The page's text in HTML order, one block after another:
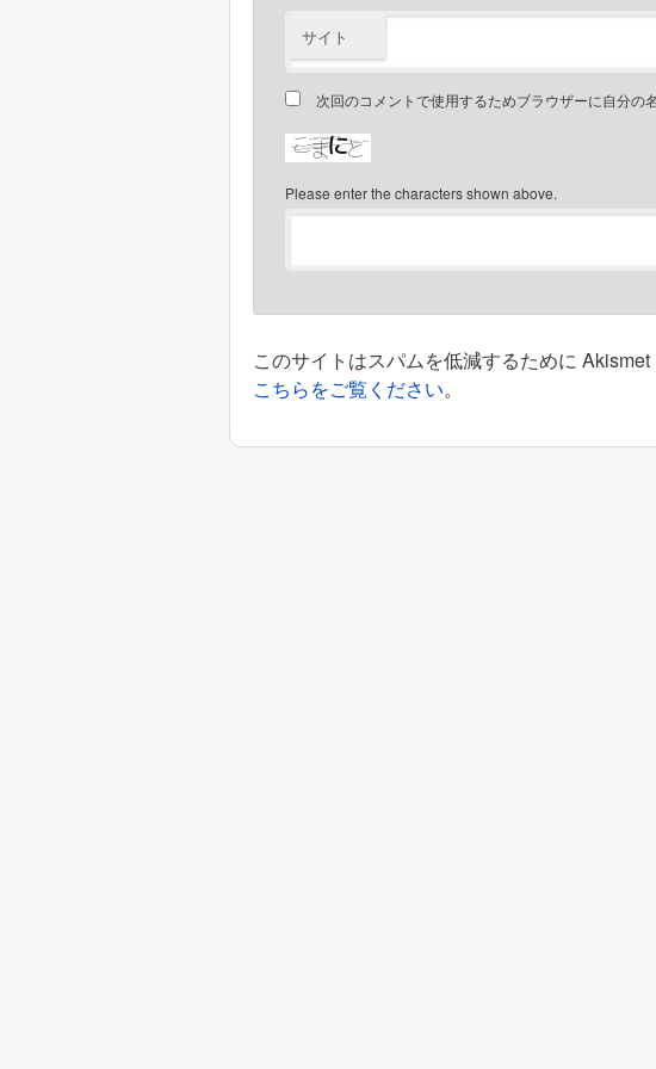
サイト
次回のコメントで使用するためブラウザーに自分の
Please enter the characters shown above.
このサイトはスパムを低減するために Akismet
こちらをご覧ください。